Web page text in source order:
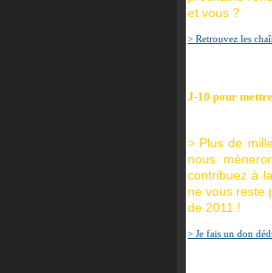
et vous ?
> Retrouvez les
J-10 pour
> Plus de
nous
contribuez à
ne vous reste
de 2011 !
> Je fais un don